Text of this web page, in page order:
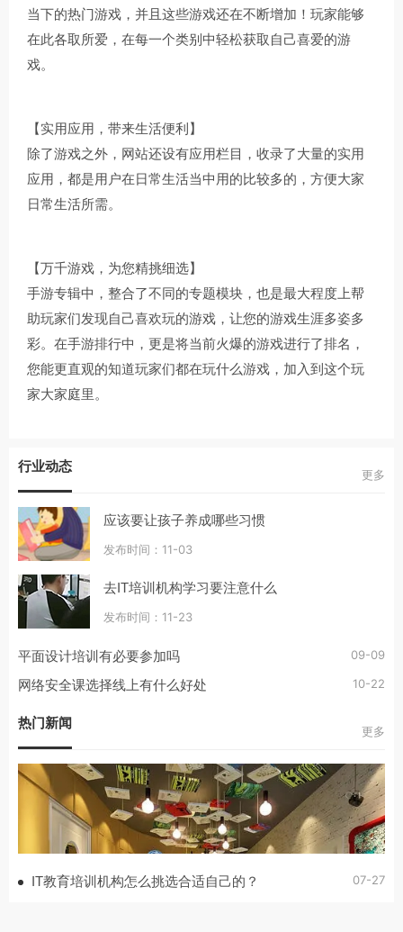
当下的热门游戏，并且这些游戏还在不断增加！玩家能够
在此各取所爱，在每一个类别中轻松获取自己喜爱的游
戏。
【实用应用，带来生活便利】
除了游戏之外，网站还设有应用栏目，收录了大量的实用
应用，都是用户在日常生活当中用的比较多的，方便大家
日常生活所需。
【万千游戏，为您精挑细选】
手游专辑中，整合了不同的专题模块，也是最大程度上帮
助玩家们发现自己喜欢玩的游戏，让您的游戏生涯多姿多
彩。在手游排行中，更是将当前火爆的游戏进行了排名，
您能更直观的知道玩家们都在玩什么游戏，加入到这个玩
家大家庭里。
行业动态 更多
应该要让孩子养成哪些习惯
发布时间：11-03
去IT培训机构学习要注意什么
发布时间：11-23
平面设计培训有必要参加吗 09-09
网络安全课选择线上有什么好处 10-22
热门新闻 更多
IT教育培训机构怎么挑选合适自己的？ 07-27